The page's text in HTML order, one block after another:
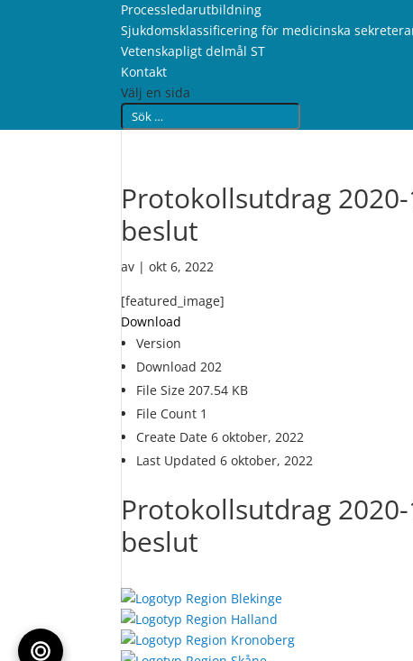
Processledarutbildning
Sjukdomsklassificering för medicinska
Vetenskapligt delmål ST
Kontakt
Välj en sida
Protokollsutdrag
beslut
av |okt 6, 2022
[featured_image]
Download
Version
Download202
File Size207.54 KB
File Count 1
Create Date6 oktober, 2022
Last Updated6 oktober, 2022
Protokollsutdrag
beslut